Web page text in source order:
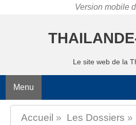
Le site web de la
Menu
Accueil » Les Dossiers »